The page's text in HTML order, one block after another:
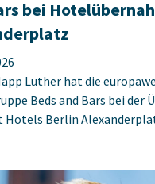
bei
Luther hat die
Beds and Bars bei der
Hotels Berlin